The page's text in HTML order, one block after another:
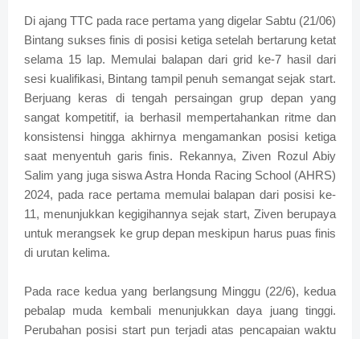
Di ajang TTC pada race pertama yang digelar Sabtu (21/06)
Bintang sukses finis di posisi ketiga setelah bertarung ketat
selama 15 lap. Memulai balapan dari grid ke-7 hasil dari
sesi kualifikasi, Bintang tampil penuh semangat sejak start.
Berjuang keras di tengah persaingan grup depan yang
sangat kompetitif, ia berhasil mempertahankan ritme dan
konsistensi hingga akhirnya mengamankan posisi ketiga
saat menyentuh garis finis. Rekannya, Ziven Rozul Abiy
Salim yang juga siswa Astra Honda Racing School (AHRS)
2024, pada race pertama memulai balapan dari posisi ke-
11, menunjukkan kegigihannya sejak start, Ziven berupaya
untuk merangsek ke grup depan meskipun harus puas finis
di urutan kelima.
Pada race kedua yang berlangsung Minggu (22/6), kedua
pebalap muda kembali menunjukkan daya juang tinggi.
Perubahan posisi start pun terjadi atas pencapaian waktu